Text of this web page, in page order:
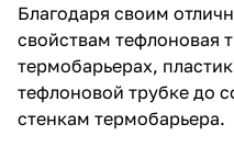
Благодаря своим
свойствам тефлоновая
термобарьерах,
тефлоновой трубке до
стенкам термобарьера.